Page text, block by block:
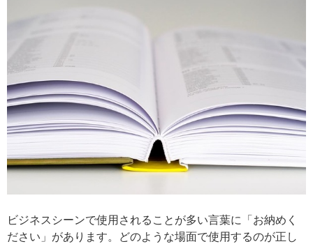
ビジネスシーンで使用されることが多い言葉に「お納めく
ださい」があります。どのような場面で使用するのが正し